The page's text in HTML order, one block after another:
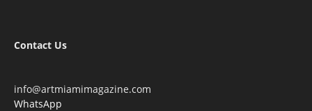
Contact Us
info@artmiamimagazine.com
WhatsApp